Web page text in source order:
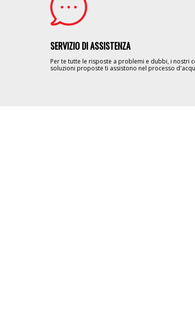
SERVIZIO DI ASSISTENZA
Per te tutte le risposte a problemi e dubbi, i nostri
soluzioni proposte ti assistono nel processo